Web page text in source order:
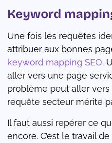
Keyword
Une fois les requêtes
attribuer aux bonnes
keyword mapping SEO.
aller vers une page
problème peut aller vers
requête secteur mérite
Il faut aussi repérer ce
encore. C’est le travail de